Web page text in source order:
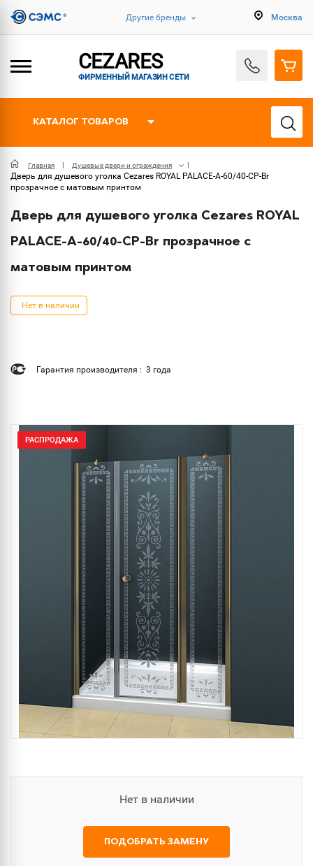
Другие бренды Москва
CEZARES
ФИРМЕННЫЙ МАГАЗИН СЕТИ
КАТАЛОГ ТОВАРОВ
Главная Душевые двери и ограждения
Дверь для душевого уголка Cezares ROYAL PALACE-A-60/40-CP-Br
прозрачное с матовым принтом
Дверь для душевого уголка Cezares ROYAL
PALACE-A-60/40-CP-Br прозрачное с
матовым принтом
Нет в наличии
Гарантия производителя : 3 года
РАСПРОДАЖА
Нет в наличии
ПОДОБРАТЬ ЗАМЕНУ